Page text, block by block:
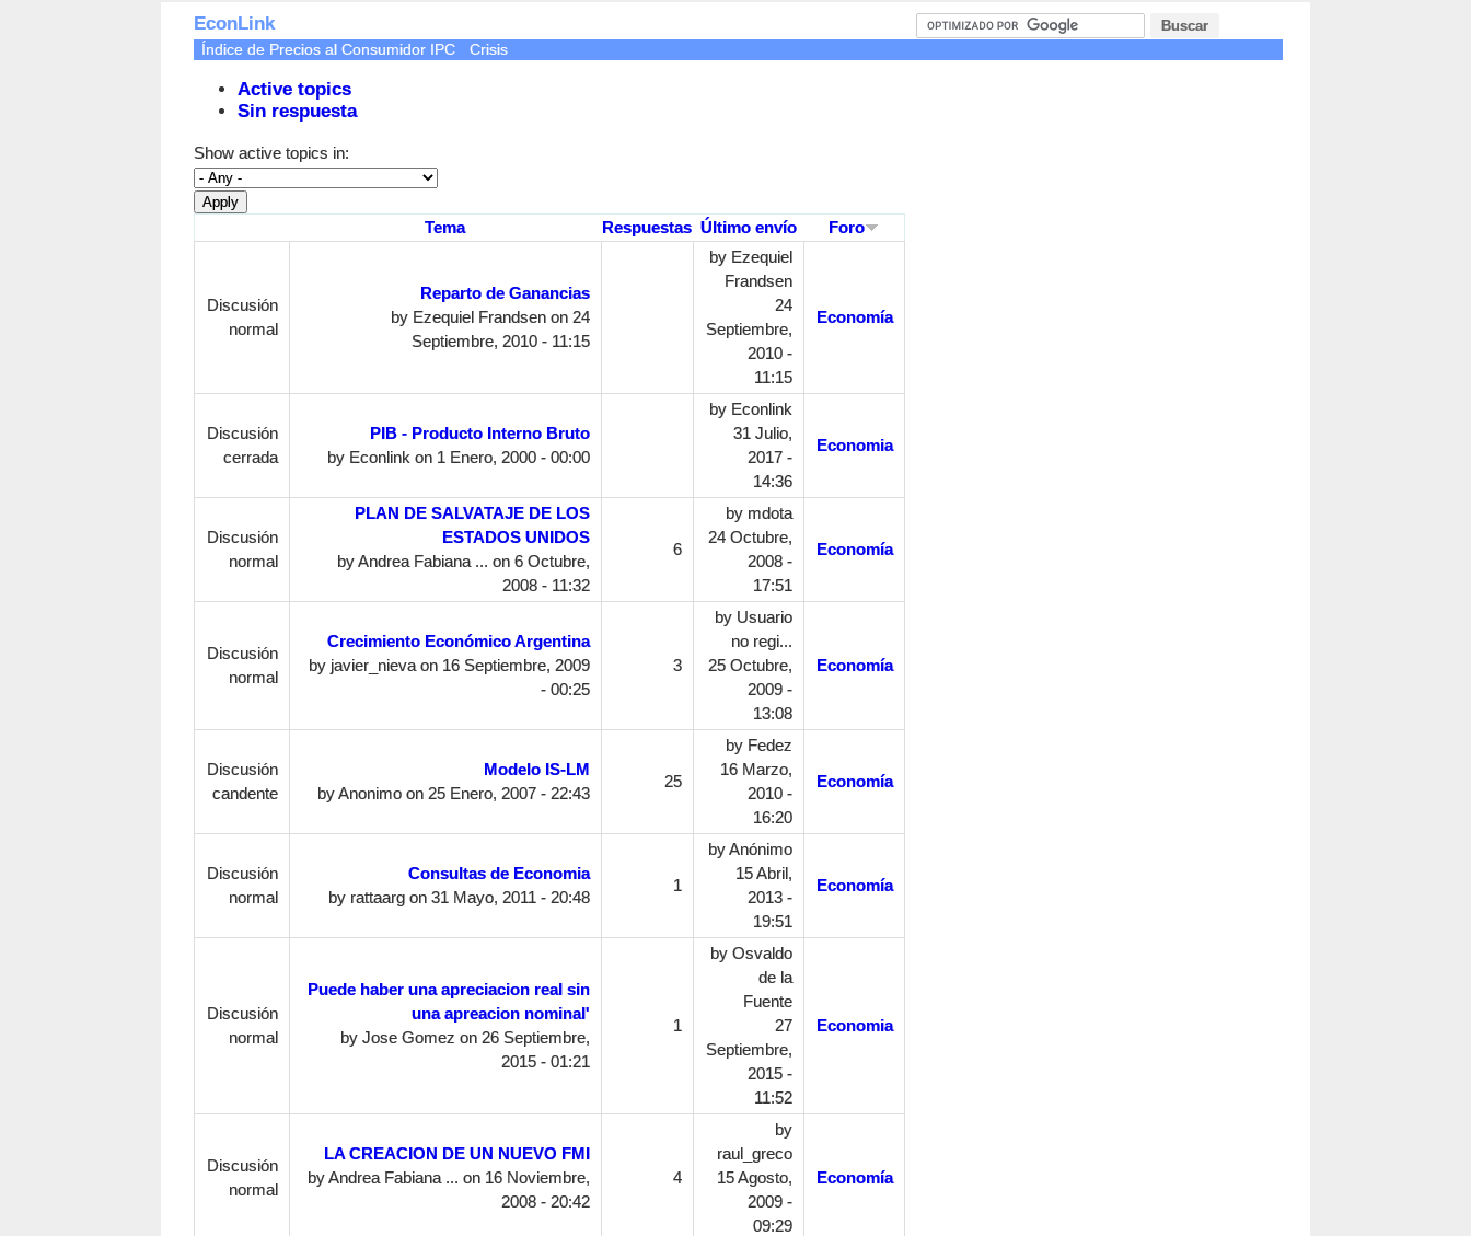
EconLink
Active topics
Sin respuesta
Índice de Precios al Consumidor IPC Crisis
Show active topics in:
Tema Respuestas Último envío Foro
Discusión
normal
Reparto de Ganancias
by Ezequiel Frandsenon 24
Septiembre, 2010 - 11:15
by Ezequiel
Frandsen
24
Septiembre,
2010 -
11:15
Economía
Discusión
cerrada
PIB - Producto Interno Bruto
by Econlinkon 1 Enero, 2000 - 00:00
by Econlink
31 Julio,
2017 -
14:36
Economia
Discusión
normal
PLAN DE SALVATAJE DE LOS
ESTADOS UNIDOS
byAndrea Fabiana ... on 6 Octubre,
2008 - 11:32
6
by mdota
24 Octubre,
2008 -
17:51
Economía
Discusión
normal
Crecimiento Económico Argentina
by javier_nievaon 16 Septiembre, 2009
- 00:25
3
by Usuario
no regi...
25 Octubre,
2009 -
13:08
Economía
Discusión
candente
Modelo IS-LM
byAnonimoon 25 Enero, 2007 - 22:43
25
by Fedez
16 Marzo,
2010 -
16:20
Economía
Discusión
normal
Consultas de Economia
by rattaargon 31 Mayo, 2011 - 20:48
1
byAnónimo
15 Abril,
2013 -
19:51
Economía
Discusión
normal
Puede haber una apreciacion real sin
una apreacion nominal'
by Jose Gomez on 26 Septiembre,
2015 - 01:21
1
by Osvaldo
de la
Fuente
27
Septiembre,
2015 -
11:52
Economia
Discusión
normal
LA CREACION DE UN NUEVO FMI
byAndrea Fabiana ... on 16 Noviembre,
2008 - 20:42
4
by
raul_greco
15 Agosto,
2009 -
09:29
Economía